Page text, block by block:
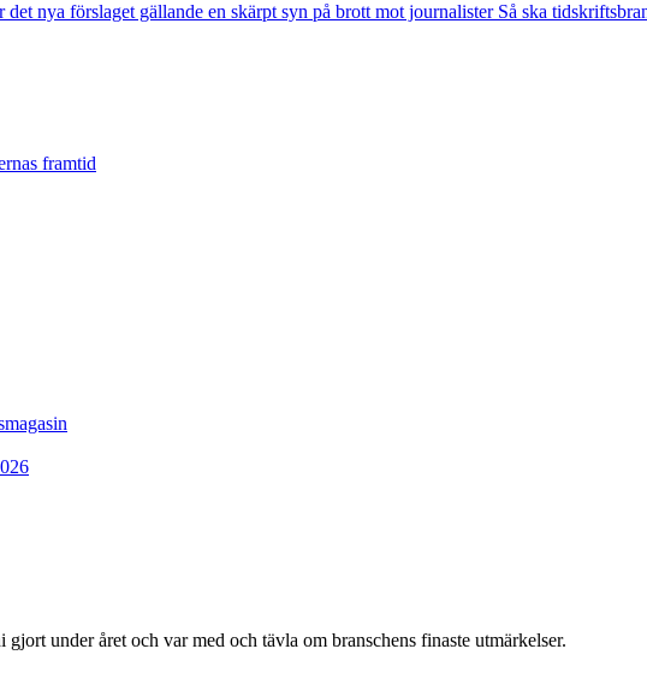
nya förslaget gällande en skärpt syn på brott mot journalister Så ska
framtid
under året och var med och tävla om branschens finaste utmärkelser.